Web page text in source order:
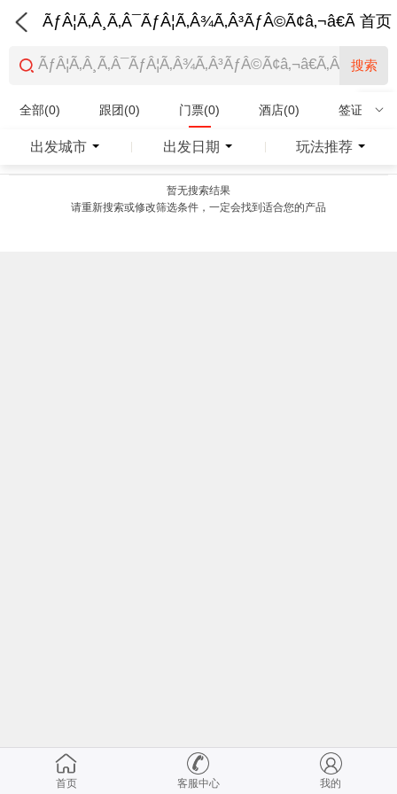
首页
搜索
全部(0) 跟团(0) 门票(0) 酒店(0) 签证(0)
特产商品(0)
出发城市 出发日期 玩法推荐
暂无搜索结果
请重新搜索或修改筛选条件，一定会找到适合您的产品
首页 客服中心 我的